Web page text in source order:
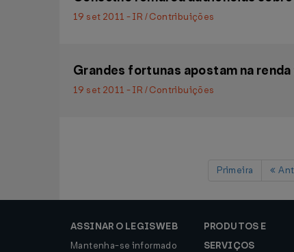
19 set 2011 - IR / Contribuições
Grandes fortunas apostam na
19 set 2011 - IR / Contribuições
Primeira
ASSINAR O LEGISWEB
Mantenha-se informado
PRODUTOS E
SERVIÇOS